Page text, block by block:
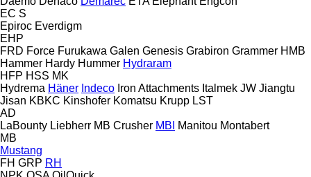
EC S
Epiroc Everdigm
EHP
FRD Force Furukawa Galen Genesis Grabiron Grammer HMB
Hammer Hardy Hummer Hydraram
HFP HSS MK
Hydrema Häner Indeco Iron Attachments Italmek JW Jiangtu
Jisan KBKC Kinshofer Komatsu Krupp LST
AD
LaBounty Liebherr MB Crusher MBI Manitou Montabert
MB
Mustang
FH GRP RH